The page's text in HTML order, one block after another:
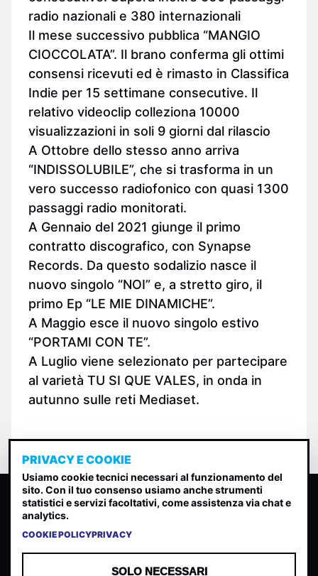
radio nazionali e 380 internazionali
Il mese successivo pubblica “MANGIO
CIOCCOLATA”. Il brano conferma gli ottimi
consensi ricevuti ed è rimasto in Classifica
Indie per 15 settimane consecutive. Il
relativo videoclip colleziona 10000
visualizzazioni in soli 9 giorni dal rilascio
A Ottobre dello stesso anno arriva
“INDISSOLUBILE”, che si trasforma in un
vero successo radiofonico con quasi 1300
passaggi radio monitorati.
A Gennaio del 2021 giunge il primo
contratto discografico, con Synapse
Records. Da questo sodalizio nasce il
nuovo singolo “NOI” e, a stretto giro, il
primo Ep “LE MIE DINAMICHE”.
A Maggio esce il nuovo singolo estivo
“PORTAMI CON TE”.
A Luglio viene selezionato per partecipare
al varietà TU SI QUE VALES, in onda in
autunno sulle reti Mediaset.
CLASSIFICA INDIE
Classifica per indice di gradimento generata dall analisi di
PRIVACY E COOKIE
Usiamo cookie tecnici necessari al funzionamento del
sito. Con il tuo consenso usiamo anche strumenti
statistici e servizi facoltativi, come assistenza via chat e
analytics.
COOKIE POLICYPRIVACY
SOLO NECESSARI